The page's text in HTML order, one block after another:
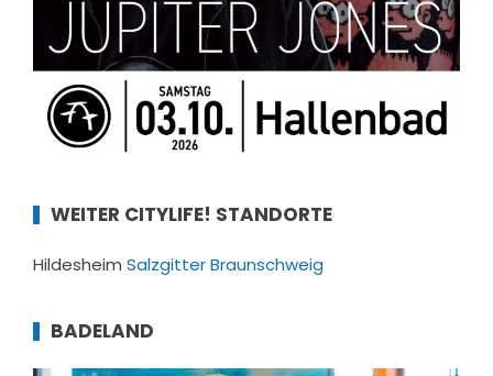
WEITER CITYLIFE! STANDORTE
Hildesheim SalzgitterBraunschweig
BADELAND